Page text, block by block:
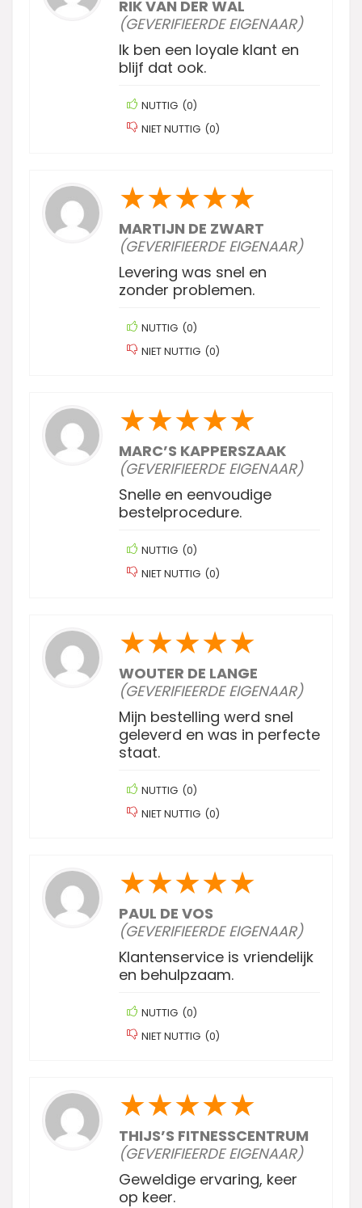
RIK VAN DER WAL
(GEVERIFIEERDE EIGENAAR)
Ik ben een loyale klant en
blijf dat ook.
NUTTIG (0)
NIET NUTTIG (0)
★★★★★
MARTIJN DE ZWART
(GEVERIFIEERDE EIGENAAR)
Levering was snel en
zonder problemen.
NUTTIG (0)
NIET NUTTIG (0)
★★★★★
MARC’S KAPPERSZAAK
(GEVERIFIEERDE EIGENAAR)
Snelle en eenvoudige
bestelprocedure.
NUTTIG (0)
NIET NUTTIG (0)
★★★★★
WOUTER DE LANGE
(GEVERIFIEERDE EIGENAAR)
Mijn bestelling werd snel
geleverd en was in perfecte
staat.
NUTTIG (0)
NIET NUTTIG (0)
★★★★★
PAUL DE VOS
(GEVERIFIEERDE EIGENAAR)
Klantenservice is vriendelijk
en behulpzaam.
NUTTIG (0)
NIET NUTTIG (0)
★★★★★
THIJS’S FITNESSCENTRUM
(GEVERIFIEERDE EIGENAAR)
Geweldige ervaring, keer
op keer.